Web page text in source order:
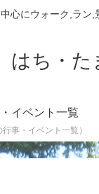
心にウォーク,ラ
はち・た
イベント一覧
行事・イベント一覧）